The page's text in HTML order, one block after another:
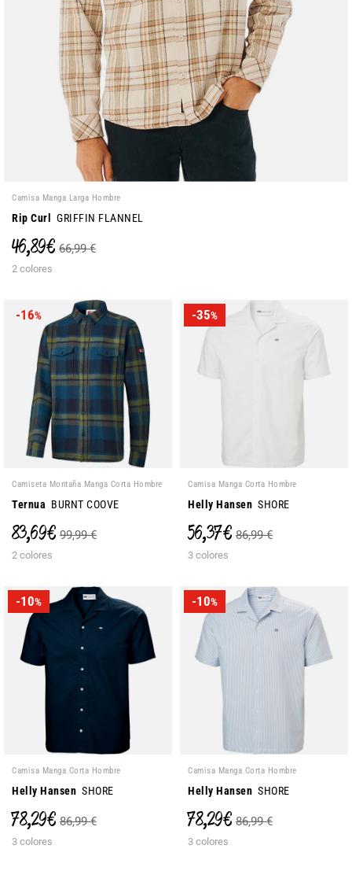
Camisa Manga Larga Hombre
Rip Curl GRIFFIN FLANNEL
46,89 € 66,99 €
2 colores
-16%
Camiseta Montaña Manga Corta Hombre
Ternua BURNT COOVE
83,69 € 99,99 €
2 colores
-35%
Camisa Manga Corta Hombre
Helly Hansen SHORE
56,37 € 86,99 €
3 colores
-10%
Camisa Manga Corta Hombre
Helly Hansen SHORE
78,29 € 86,99 €
3 colores
-10%
Camisa Manga Corta Hombre
Helly Hansen SHORE
78,29 € 86,99 €
3 colores